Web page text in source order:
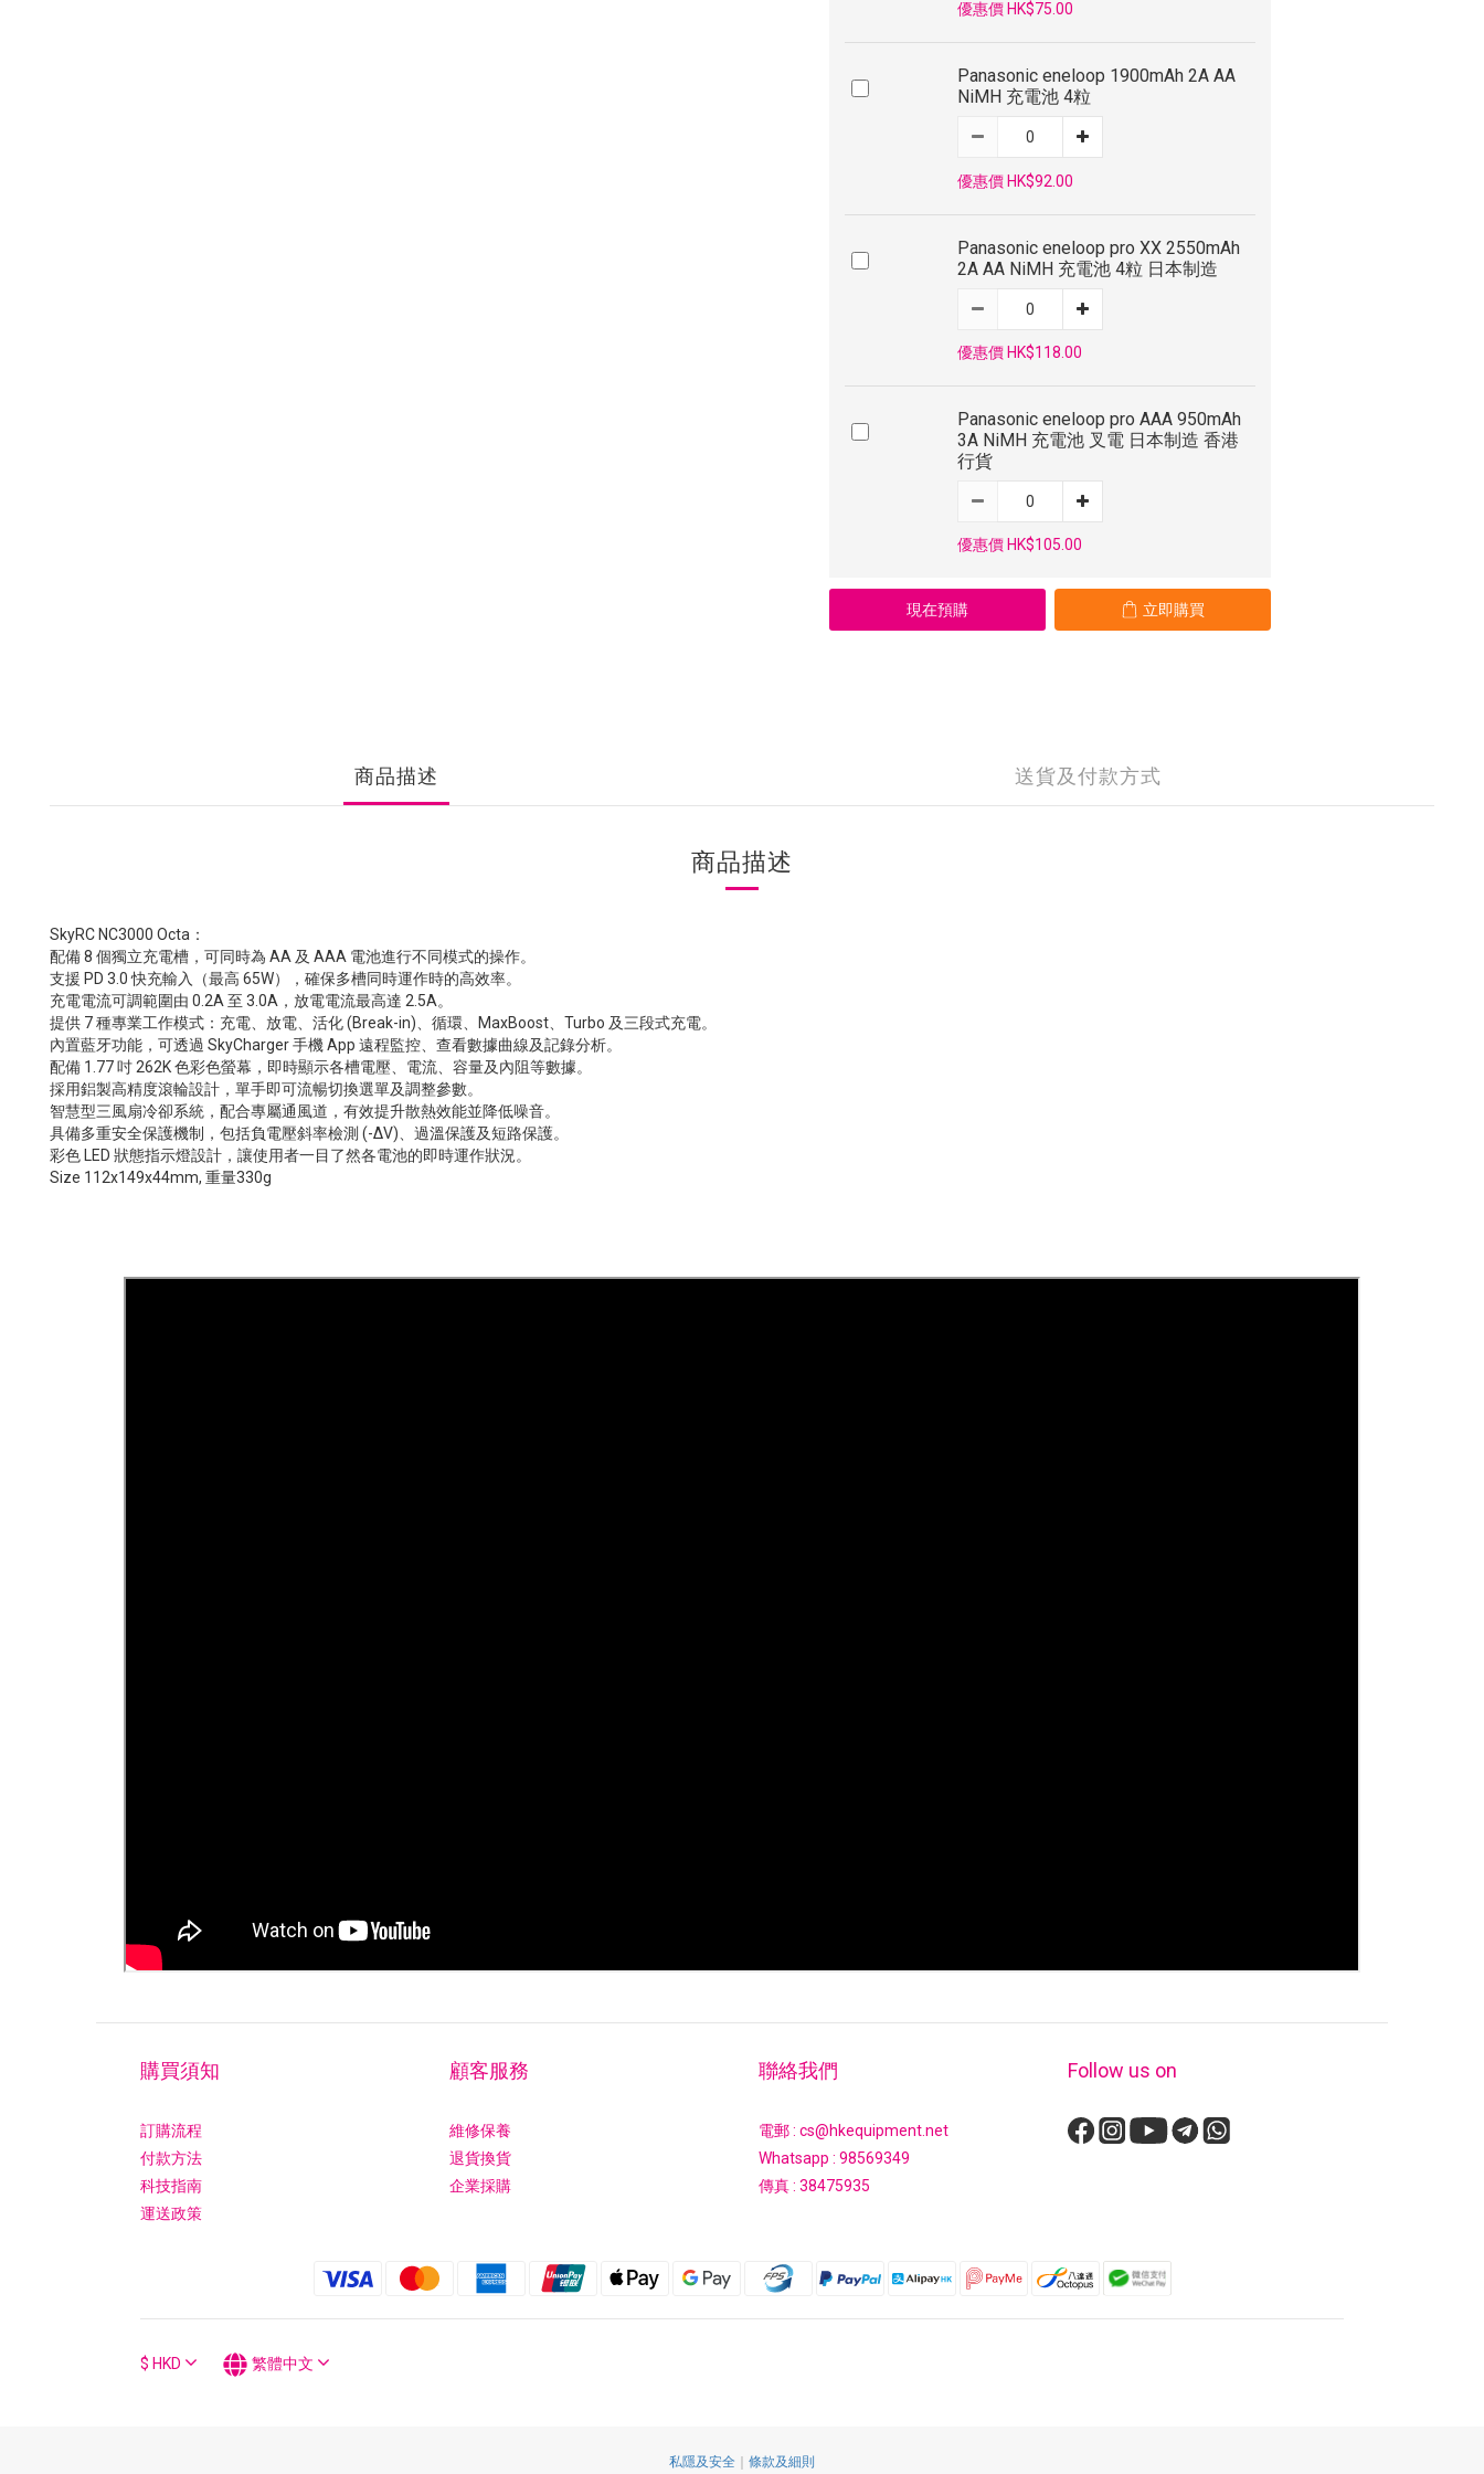
優惠價 HK$75.00
Panasonic eneloop 1900mAh 2A AA
NiMH 充電池 4粒
優惠價 HK$92.00
Panasonic eneloop pro XX 2550mAh
2A AA NiMH 充電池 4粒 日本制造
優惠價 HK$118.00
Panasonic eneloop pro AAA 950mAh
3A NiMH 充電池 叉電 日本制造 香港
行貨
優惠價 HK$105.00
現在預購 立即購買
商品描述 送貨及付款方式
商品描述
SkyRC NC3000 Octa：
配備 8 個獨立充電槽，可同時為 AA 及 AAA 電池進行不同模式的操作。
支援 PD 3.0 快充輸入（最高 65W），確保多槽同時運作時的高效率。
充電電流可調範圍由 0.2A 至 3.0A，放電電流最高達 2.5A。
提供 7 種專業工作模式：充電、放電、活化 (Break-in)、循環、MaxBoost、Turbo 及三段式充電。
內置藍牙功能，可透過 SkyCharger 手機 App 遠程監控、查看數據曲線及記錄分析。
配備 1.77 吋 262K 色彩色螢幕，即時顯示各槽電壓、電流、容量及內阻等數據。
採用鋁製高精度滾輪設計，單手即可流暢切換選單及調整參數。
智慧型三風扇冷卻系統，配合專屬通風道，有效提升散熱效能並降低噪音。
具備多重安全保護機制，包括負電壓斜率檢測 (-ΔV)、過溫保護及短路保護。
彩色 LED 狀態指示燈設計，讓使用者一目了然各電池的即時運作狀況。
Size 112x149x44mm, 重量330g
購買須知
訂購流程
付款方法
科技指南
運送政策
顧客服務
維修保養
退貨換貨
企業採購
聯絡我們
電郵 : cs@hkequipment.net
Whatsapp : 98569349
傳真 : 38475935
Follow us on
$ HKD 繁體中文
私隱及安全 ｜ 條款及細則